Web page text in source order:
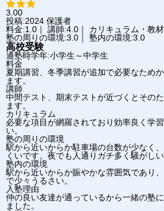
3.00
投稿:2024 保護者
料金:1.0｜ 講師:4.0｜ カリキュラム・教
塾の周りの環境:3.0｜ 塾内の環境:3.0
高校受験
通塾時学年:小学生～中学生
料金
夏期講習、冬季講習が追加で必要なため
ます。
講師
中間テスト、期末テストが近づくとその
ます。
カリキュラム
必要な項目が網羅されており効率良く学
い。
塾の周りの環境
駅から近いからか駐車場の台数が少なく
くいです。夜でも人通りガチ多く騒がしい
塾内の環境
駅から近いからか賑やかな雰囲気であり
で少々うるさい。
入塾理由
仲の良い友達が通っているから一緒の塾
ました。